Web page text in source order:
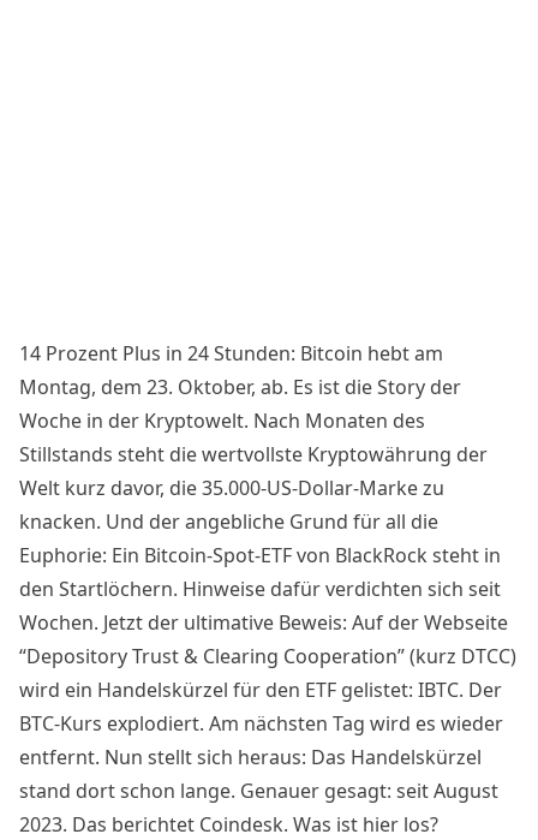
14 Prozent Plus in 24 Stunden: Bitcoin hebt am
Montag, dem 23. Oktober, ab. Es ist dieStory der
Woche in der Kryptowelt. Nach Monaten des
Stillstands steht die wertvollste Kryptowährung der
Welt kurz davor, die 35.000-US-Dollar-Marke zu
knacken. Und der angebliche Grund für all die
Euphorie: Ein Bitcoin-Spot-ETF von BlackRock steht in
den Startlöchern. Hinweise dafür verdichten sich seit
Wochen. Jetzt der ultimative Beweis: Auf der Webseite
“Depository Trust & Clearing Cooperation” (kurz DTCC)
wird ein Handelskürzel für den ETF gelistet: IBTC. Der
BTC-Kurs explodiert. Am nächsten Tag wird es wieder
entfernt. Nun stellt sich heraus: Das Handelskürzel
stand dort schon lange. Genauer gesagt: seit August
2023. Das berichtet Coindesk. Was ist hier los?